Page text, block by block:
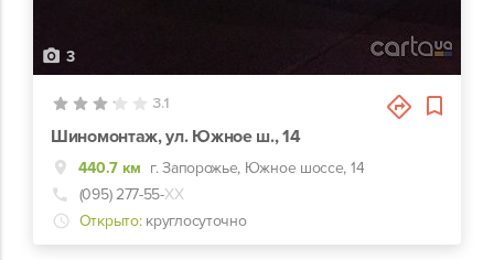
3
3.1
Шиномонтаж, ул. Южное ш., 14
440.7 км г. Запорожье, Южное шоссе, 14
(095) 277-55-ХХ
Открыто: круглосуточно